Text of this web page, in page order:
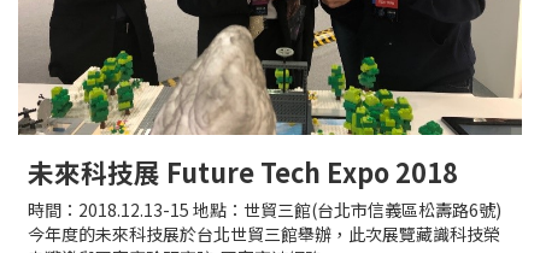
未來科技展 Future Tech Expo 2018
時間：2018.12.13-15 地點：世貿三館(台北市信義區松壽路6號)
今年度的未來科技展於台北世貿三館舉辦，此次展覽藏識科技榮